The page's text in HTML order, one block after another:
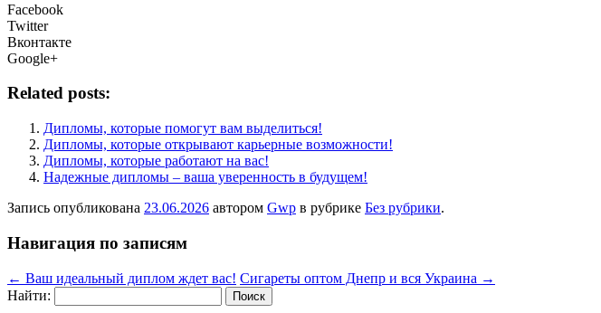
Facebook
Twitter
Вконтакте
Google+
Related posts:
Дипломы, которые помогут вам выделиться!
Дипломы, которые открывают карьерные возможности!
Дипломы, которые работают на вас!
Надежные дипломы – ваша уверенность в будущем!
Запись опубликована 23.06.2026 автором Gwp в рубрике Без рубрики.
Навигация по записям
← Ваш идеальный диплом ждет вас! Сигареты оптом Днепр и вся Украина →
Найти: